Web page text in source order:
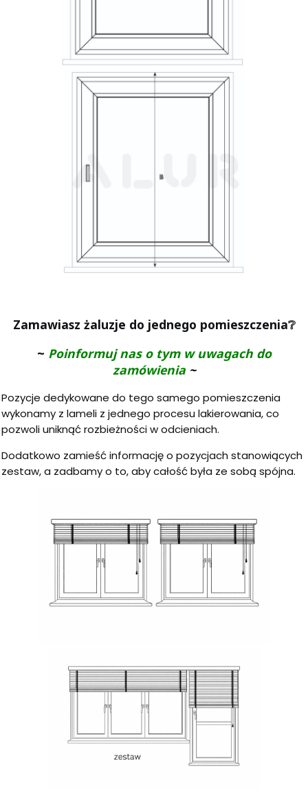
Zamawiasz żaluzje do jednego pomieszczenia❔
~ Poinformuj nas o tym w uwagach do
zamówienia ~
Pozycje dedykowane do tego samego pomieszczenia
wykonamy z lameli z jednego procesu lakierowania, co
pozwoli uniknąć rozbieżności w odcieniach.
Dodatkowo zamieść informację o pozycjach stanowiących
zestaw, a zadbamy o to, aby całość była ze sobą spójna.